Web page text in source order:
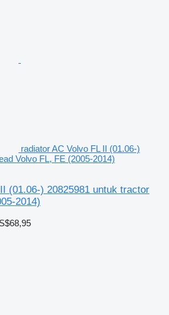
radiator AC Volvo FL II (01.06-)
Volvo FL, FE (2005-2014)
(01.06-) 20825981 untuk tractor
2014)